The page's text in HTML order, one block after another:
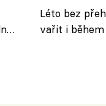
Léto bez
vařit i